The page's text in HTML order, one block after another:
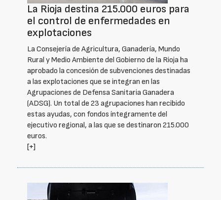
La Rioja destina 215.000 euros para
el control de enfermedades en
explotaciones
La Consejería de Agricultura, Ganadería, Mundo
Rural y Medio Ambiente del Gobierno de la Rioja ha
aprobado la concesión de subvenciones destinadas
a las explotaciones que se integran en las
Agrupaciones de Defensa Sanitaria Ganadera
(ADSG). Un total de 23 agrupaciones han recibido
estas ayudas, con fondos íntegramente del
ejecutivo regional, a las que se destinaron 215.000
euros.
[+]